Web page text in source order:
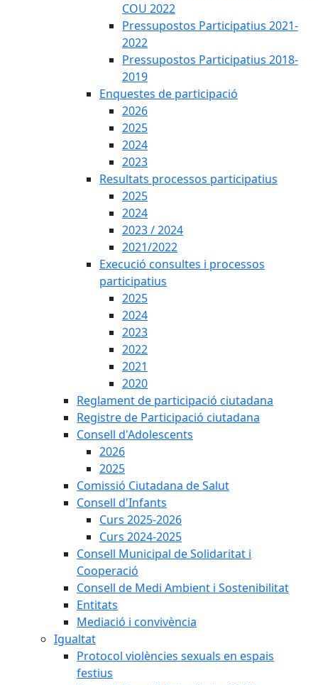
COU 2022
Pressupostos Participatius 2021-
2022
Pressupostos Participatius 2018-
2019
Enquestes de participació
2026
2025
2024
2023
Resultats processos participatius
2025
2024
2023 / 2024
2021/2022
Execució consultes i processos
participatius
2025
2024
2023
2022
2021
2020
Reglament de participació ciutadana
Registre de Participació ciutadana
Consell d'Adolescents
2026
2025
Comissió Ciutadana de Salut
Consell d'Infants
Curs 2025-2026
Curs 2024-2025
Consell Municipal de Solidaritat i
Cooperació
Consell de Medi Ambient i Sostenibilitat
Entitats
Mediació i convivència
Igualtat
Protocol violències sexuals en espais
festius